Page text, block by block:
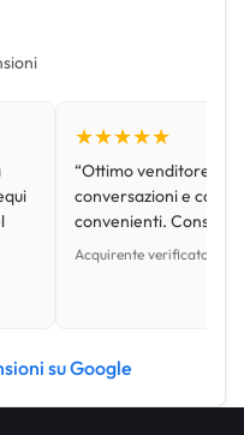
★★★★★
“Ottimo venditore,
conversazioni e con
convenienti.
Acquirente verificato •
su Google